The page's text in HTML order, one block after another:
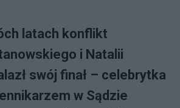
latach konflikt
i Natalii
swój finał – celebrytka
w Sądzie